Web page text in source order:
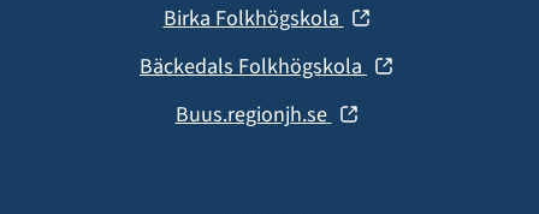
nytt
fönster)
Birka Folkhögskola (öppnas
nytt
fönster)
Bäckedals Folkhögskola (öppnas
Buus.regionjh.se (öppnas